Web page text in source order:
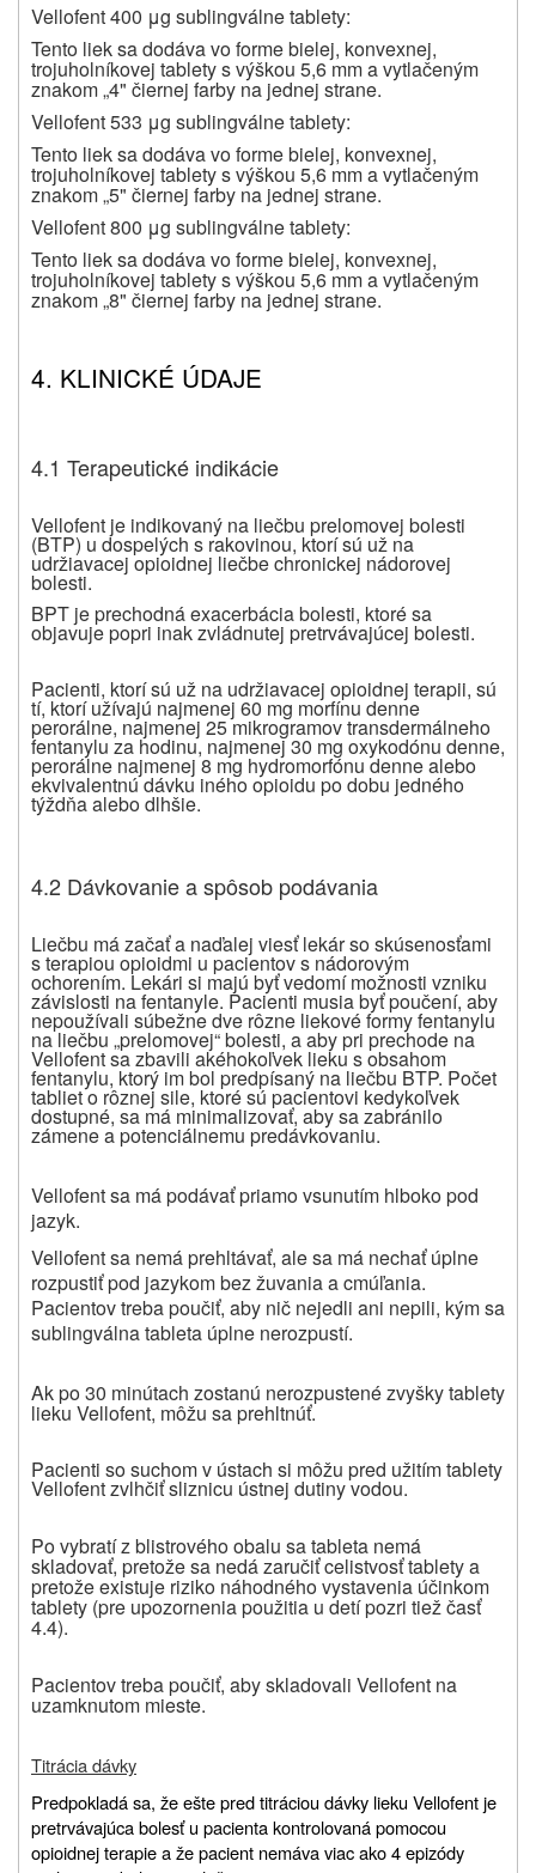
Vellofent 400 μg sublingválne tablety:
Tento liek sa dodáva vo forme bielej, konvexnej,
trojuholníkovej tablety s výškou 5,6 mm a vytlačeným
znakom „4" čiernej farby na jednej strane.
Vellofent 533 μg sublingválne tablety:
Tento liek sa dodáva vo forme bielej, konvexnej,
trojuholníkovej tablety s výškou 5,6 mm a vytlačeným
znakom „5" čiernej farby na jednej strane.
Vellofent 800 μg sublingválne tablety:
Tento liek sa dodáva vo forme bielej, konvexnej,
trojuholníkovej tablety s výškou 5,6 mm a vytlačeným
znakom „8" čiernej farby na jednej strane.
4. KLINICKÉ ÚDAJE
4.1 Terapeutické indikácie
Vellofent je indikovaný na liečbu prelomovej bolesti
(BTP) u dospelých s rakovinou, ktorí sú už na
udržiavacej opioidnej liečbe chronickej nádorovej
bolesti.
BPT je prechodná exacerbácia bolesti, ktoré sa
objavuje popri inak zvládnutej pretrvávajúcej bolesti.
Pacienti, ktorí sú už na udržiavacej opioidnej terapii, sú
tí, ktorí užívajú najmenej 60 mg morfínu denne
perorálne, najmenej 25 mikrogramov transdermálneho
fentanylu za hodinu, najmenej 30 mg oxykodónu denne,
perorálne najmenej 8 mg hydromorfónu denne alebo
ekvivalentnú dávku iného opioidu po dobu jedného
týždňa alebo dlhšie.
4.2 Dávkovanie a spôsob podávania
Liečbu má začať a naďalej viesť lekár so skúsenosťami
s terapiou opioidmi u pacientov s nádorovým
ochorením. Lekári si majú byť vedomí možnosti vzniku
závislosti na fentanyle. Pacienti musia byť poučení, aby
nepoužívali súbežne dve rôzne liekové formy fentanylu
na liečbu „prelomovej“ bolesti, a aby pri prechode na
Vellofent sa zbavili akéhokoľvek lieku s obsahom
fentanylu, ktorý im bol predpísaný na liečbu BTP. Počet
tabliet o rôznej sile, ktoré sú pacientovi kedykoľvek
dostupné, sa má minimalizovať, aby sa zabránilo
zámene a potenciálnemu predávkovaniu.
Vellofent sa má podávať priamo vsunutím hlboko pod
jazyk.
Vellofent sa nemá prehltávať, ale sa má nechať úplne
rozpustiť pod jazykom bez žuvania a cmúľania.
Pacientov treba poučiť, aby nič nejedli ani nepili, kým sa
sublingválna tableta úplne nerozpustí.
Ak po 30 minútach zostanú nerozpustené zvyšky tablety
lieku Vellofent, môžu sa prehltnúť.
Pacienti so suchom v ústach si môžu pred užitím tablety
Vellofent zvlhčiť sliznicu ústnej dutiny vodou.
Po vybratí z blistrového obalu sa tableta nemá
skladovať, pretože sa nedá zaručiť celistvosť tablety a
pretože existuje riziko náhodného vystavenia účinkom
tablety (pre upozornenia použitia u detí pozri tiež časť
4.4).
Pacientov treba poučiť, aby skladovali Vellofent na
uzamknutom mieste.
Titrácia dávky
Predpokladá sa, že ešte pred titráciou dávky lieku Vellofent je
pretrvávajúca bolesť u pacienta kontrolovaná pomocou
opioidnej terapie a že pacient nemáva viac ako 4 epizódy